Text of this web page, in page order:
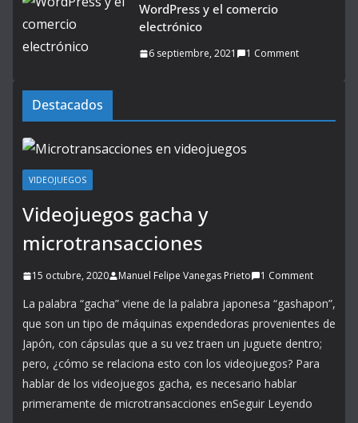
WordPress y el comercio
electrónico
6 septiembre, 2021 1 Comment
Destacados
VIDEOJUEGOS
Videojuegos gacha y
microtransacciones
15 octubre, 2020 Manuel Felipe Vanegas Prieto 1 Comment
La palabra “gacha” viene de la palabra japonesa “gashapon”,
que son un tipo de máquinas expendedoras provenientes de
Japón, con cápsulas que a su vez traen un juguete dentro;
pero, ¿cómo se relaciona esto con los videojuegos? Para
hablar de los videojuegos gacha, es necesario hablar
primeramente de microtransacciones enSeguir Leyendo